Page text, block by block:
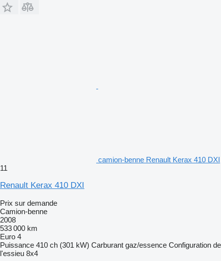
camion-benne Renault Kerax 410 DXI
11
Renault Kerax 410 DXI
Prix sur demande
Camion-benne
2008
533 000 km
Euro 4
Puissance 410 ch (301 kW) Carburant gaz/essence Configuration de
l'essieu 8x4